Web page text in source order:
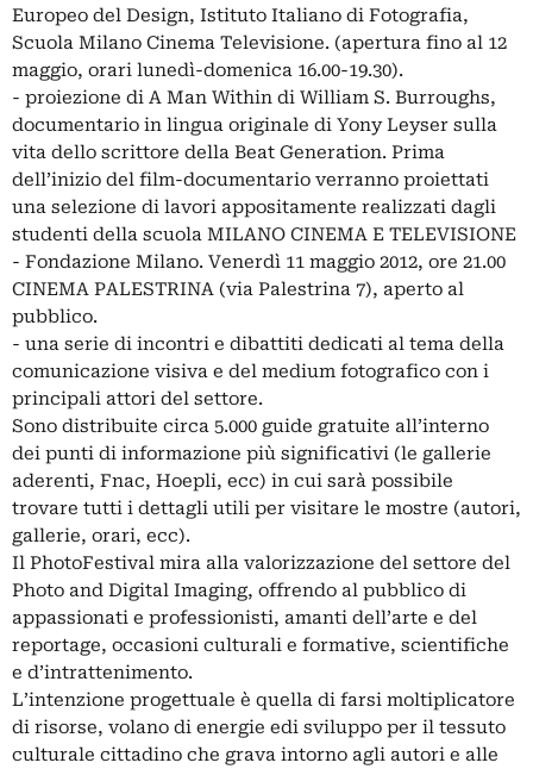
Europeo del Design, Istituto Italiano di Fotografia,
Scuola Milano Cinema Televisione. (apertura fino al 12
maggio, orari lunedì-domenica 16.00-19.30).
- proiezione di A Man Within di William S. Burroughs,
documentario in lingua originale di Yony Leyser sulla
vita dello scrittore della Beat Generation. Prima
dell’inizio del film-documentario verranno proiettati
una selezione di lavori appositamente realizzati dagli
studenti della scuola MILANO CINEMA E TELEVISIONE
- Fondazione Milano. Venerdì 11 maggio 2012, ore 21.00
CINEMA PALESTRINA (via Palestrina 7), aperto al
pubblico.
- una serie di incontri e dibattiti dedicati al tema della
comunicazione visiva e del medium fotografico con i
principali attori del settore.
Sono distribuite circa 5.000 guide gratuite all’interno
dei punti di informazione più significativi (le gallerie
aderenti, Fnac, Hoepli, ecc) in cui sarà possibile
trovare tutti i dettagli utili per visitare le mostre (autori,
gallerie, orari, ecc).
Il PhotoFestival mira alla valorizzazione del settore del
Photo and Digital Imaging, offrendo al pubblico di
appassionati e professionisti, amanti dell’arte e del
reportage, occasioni culturali e formative, scientifiche
e d’intrattenimento.
L’intenzione progettuale è quella di farsi moltiplicatore
di risorse, volano di energie edi sviluppo per il tessuto
culturale cittadino che grava intorno agli autori e alle